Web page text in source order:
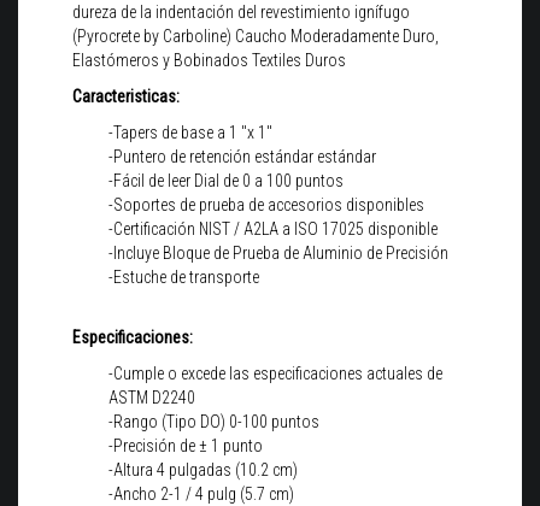
dureza de la indentación del revestimiento ignífugo
(Pyrocrete by Carboline) Caucho Moderadamente Duro,
Elastómeros y Bobinados Textiles Duros
Caracteristicas:
-Tapers de base a 1 "x 1"
-Puntero de retención estándar estándar
-Fácil de leer Dial de 0 a 100 puntos
-Soportes de prueba de accesorios disponibles
-Certificación NIST / A2LA a ISO 17025 disponible
-Incluye Bloque de Prueba de Aluminio de Precisión
-Estuche de transporte
Especificaciones:
-Cumple o excede las especificaciones actuales de
ASTM D2240
-Rango (Tipo DO) 0-100 puntos
-Precisión de ± 1 punto
-Altura 4 pulgadas (10.2 cm)
-Ancho 2-1 / 4 pulg (5.7 cm)